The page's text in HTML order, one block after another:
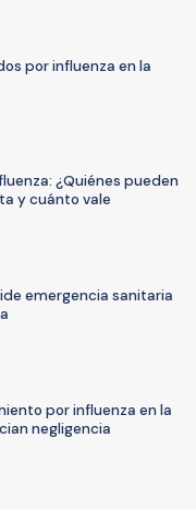
por influenza en la
¿Quiénes pueden
y cuánto vale
emergencia sanitaria
por influenza en la
negligencia